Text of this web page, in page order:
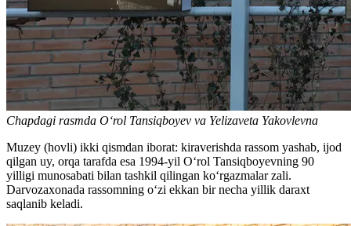
Chapdagi rasmda Oʻrol Tansiqboyev va Yelizaveta Yakovlevna
Muzey (hovli) ikki qismdan iborat: kiraverishda rassom yashab, ijod
qilgan uy, orqa tarafda esa 1994-yil Oʻrol Tansiqboyevning 90
yilligi munosabati bilan tashkil qilingan koʻrgazmalar zali.
Darvozaxonada rassomning oʻzi ekkan bir necha yillik daraxt
saqlanib keladi.